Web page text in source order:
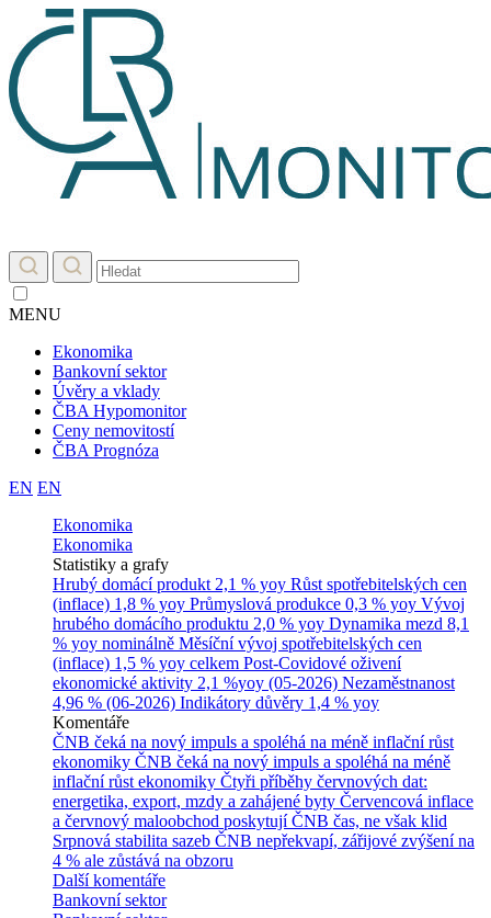
MENU
Ekonomika
Bankovní sektor
Úvěry a vklady
ČBA Hypomonitor
Ceny nemovitostí
ČBA Prognóza
EN EN
Ekonomika
Ekonomika
Statistiky a grafy
Hrubý domácí produkt 2,1 % yoy Růst spotřebitelských cen
(inflace) 1,8 % yoy Průmyslová produkce 0,3 % yoy Vývoj
hrubého domácího produktu 2,0 % yoy Dynamika mezd 8,1
% yoy nominálně Měsíční vývoj spotřebitelských cen
(inflace) 1,5 % yoy celkem Post-Covidové oživení
ekonomické aktivity 2,1 %yoy (05-2026) Nezaměstnanost
4,96 % (06-2026) Indikátory důvěry 1,4 % yoy
Komentáře
ČNB čeká na nový impuls a spoléhá na méně inflační růst
ekonomiky ČNB čeká na nový impuls a spoléhá na méně
inflační růst ekonomiky Čtyři příběhy červnových dat:
energetika, export, mzdy a zahájené byty Červencová inflace
a červnový maloobchod poskytují ČNB čas, ne však klid
Srpnová stabilita sazeb ČNB nepřekvapí, zářijové zvýšení na
4 % ale zůstává na obzoru
Další komentáře
Bankovní sektor